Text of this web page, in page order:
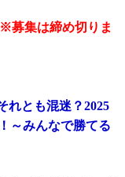
※募集は締め切りま
れとも混迷？2025
～みんなで勝てる